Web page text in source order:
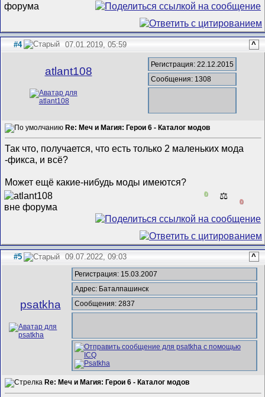
#4 07.01.2019, 05:59 ^
atlant108
Регистрация: 22.12.2015
Сообщения: 1308
Re: Меч и Магия: Герои 6 - Каталог модов
Так что, получается, что есть только 2 маленьких мода
-фикса, и всё?
Может ещё какие-нибудь моды имеются?
0 ⚖️
0
#5 09.07.2022, 09:03 ^
psatkha
Регистрация: 15.03.2007
Адрес: Баталпашинск
Сообщения: 2837
Re: Меч и Магия: Герои 6 - Каталог модов